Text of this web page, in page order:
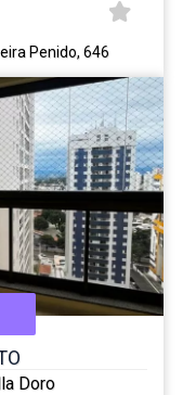
Penido, 646
Doro